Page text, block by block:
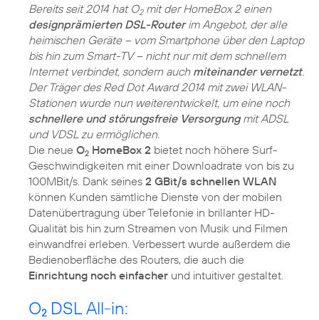
Bereits seit 2014 hat O2mit der HomeBox 2 einen
designprämierten DSL-Routerim Angebot, der alle
heimischen Geräte – vom Smartphone über den Laptop
bis hin zum Smart-TV – nicht nur mit dem schnellem
Internet verbindet, sondern auch miteinander vernetzt.
Der Träger des Red Dot Award 2014 mit zwei WLAN-
Stationen wurde nun weiterentwickelt, um eine noch
schnellere und störungsfreie Versorgungmit ADSL
und VDSL zu ermöglichen.
Die neue O2 HomeBox 2 bietet noch höhere Surf-
Geschwindigkeiten mit einer Downloadrate von bis zu
100MBit/s. Dank seines 2 GBit/s schnellen WLAN
können Kunden sämtliche Dienste von der mobilen
Datenübertragung über Telefonie in brillanter HD-
Qualität bis hin zum Streamen von Musik und Filmen
einwandfrei erleben. Verbessert wurde außerdem die
Bedienoberfläche des Routers, die auch die
Einrichtung noch einfacher und intuitiver gestaltet.
O2 DSL All-in: